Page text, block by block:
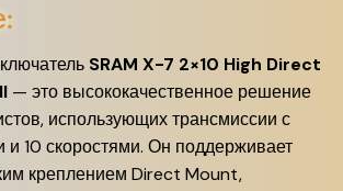
SRAM X-7 2×10 High Direct
— это высококачественное решение
использующих трансмиссии с
и 10 скоростями. Он поддерживает
креплением Direct Mount,